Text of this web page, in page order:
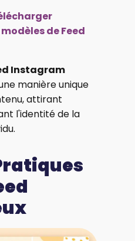
de Feed
Instagram
manière unique
attirant
l'identité de la